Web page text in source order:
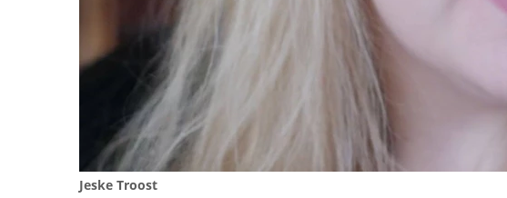
Jeske Troost